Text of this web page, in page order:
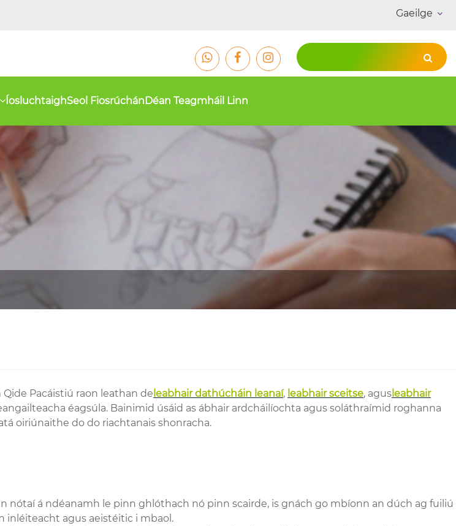
Gaeilge
ÍosluchtaighSeol FiosrúchánDéan Teagmháil Linn
Pacáistiú raon leathan de leabhair dathúcháin leanaí, leabhair sceitse, agus leabhair
éagsúla. Bainimid úsáid as ábhair ardcháilíochta agus soláthraímid roghanna
oiriúnaithe do do riachtanais shonracha.
nótaí á ndéanamh le pinn ghlóthach nó pinn scairde, is gnách go mbíonn an dúch ag fuiliú
inléiteacht agus aeistéitic i mbaol.